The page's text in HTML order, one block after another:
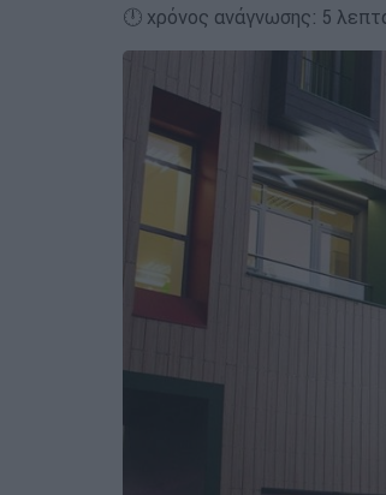
🕛 χρόνος ανάγνωσης: 5